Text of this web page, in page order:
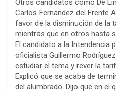
Carlos Fernández del Frente
favor de la disminución de la
mientras que en otros hasta
El candidato a la Intendencia
oficialista Guillermo
estudiar el tema y rever la
Explicó que se acaba de
del alumbrado. Dijo que en el